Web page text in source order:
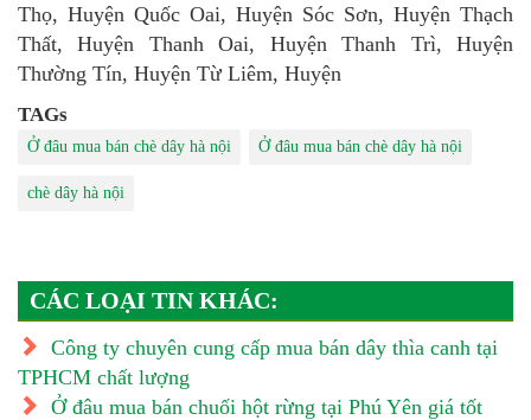
Thọ, Huyện Quốc Oai, Huyện Sóc Sơn, Huyện Thạch
Thất, Huyện Thanh Oai, Huyện Thanh Trì, Huyện
Thường Tín, Huyện Từ Liêm, Huyện
TAGs
Ở đâu mua bán chè dây hà nội Ở đâu mua bán chè dây hà nội
chè dây hà nội
CÁC LOẠI TIN KHÁC:
Công ty chuyên cung cấp mua bán dây thìa canh tại
TPHCM chất lượng
Ở đâu mua bán chuối hột rừng tại Phú Yên giá tốt